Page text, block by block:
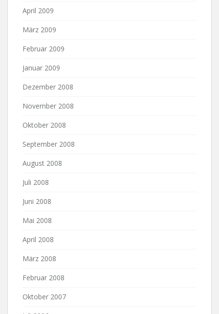
April 2009
März 2009
Februar 2009
Januar 2009
Dezember 2008
November 2008
Oktober 2008
September 2008
August 2008
Juli 2008
Juni 2008
Mai 2008
April 2008
März 2008
Februar 2008
Oktober 2007